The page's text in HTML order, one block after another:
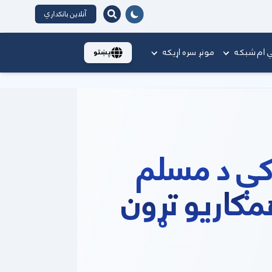
آنلاین بانکداري
ام شبکه مونږ سره اړیکه پښتو
کې د مسلم
تړون